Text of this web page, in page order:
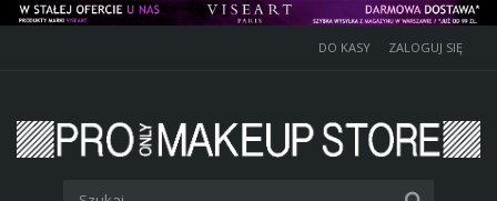
DO KASY ZALOGUJ SIĘ